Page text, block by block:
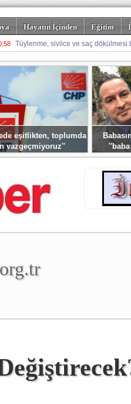
Hayatın İçinden Eğitim
Misafir Kalem Foto Galeriler
eşitlikten, toplumda
vazgeçmiyoruz''